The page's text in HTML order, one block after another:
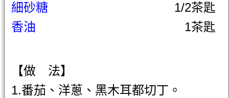
細砂糖
1/2茶匙
香油
1茶匙
【做 法】
1.番茄、洋蔥、黑木耳都切丁。